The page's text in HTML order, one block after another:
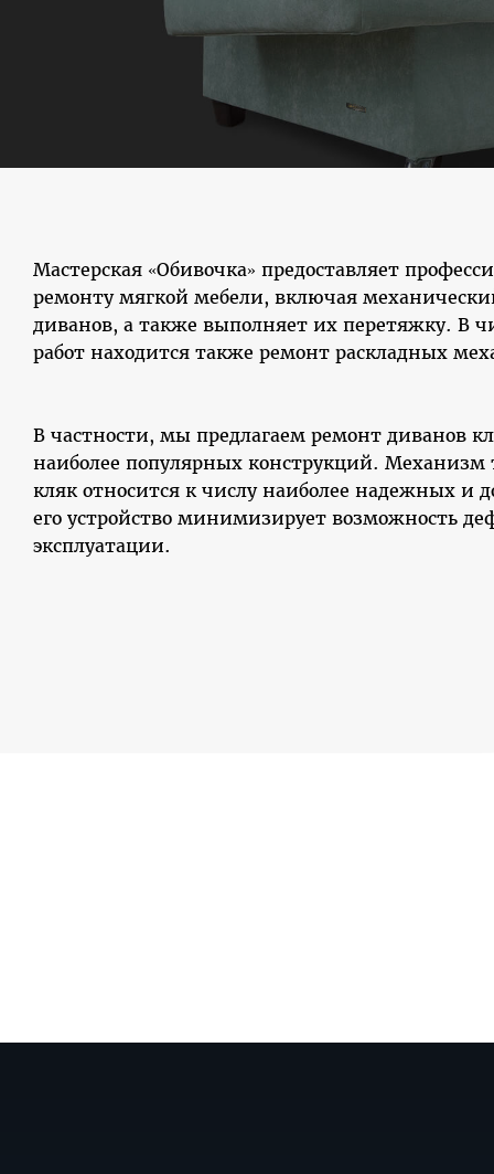
Мастерская «Обивочка» предоставляет
ремонту мягкой мебели, включая
диванов, а также выполняет их перетяжку. В
работ находится также ремонт раскладных
В частности, мы предлагаем ремонт диванов
наиболее популярных конструкций.
кляк относится к числу наиболее надежных и
его устройство минимизирует возможность
эксплуатации.